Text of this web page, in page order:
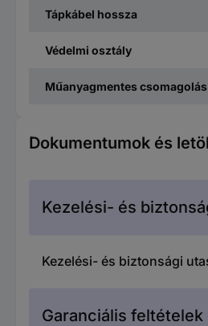
Tápkábel hossza
Védelmi osztály
Műanyagmentes csomagolás
Dokumentumok és
Kezelési- és
Kezelési- és biztonsági
Garanciális feltételek